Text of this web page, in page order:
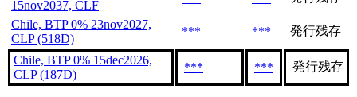
15nov2037, CLF
Chile, BTP 0% 23nov2027,
CLP (518D)
*** *** 発行残存
Chile, BTP 0% 15dec2026,
CLP (187D)
*** *** 発行残存